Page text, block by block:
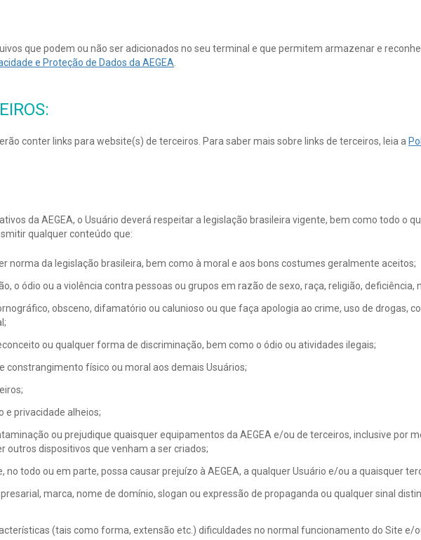
que podem ou não ser adicionados no seu terminal e que permitem armazenar e
e Proteção de Dados da AEGEA
conter links para website(s) de terceiros. Para saber mais sobre links de terceiros, leia a
da AEGEA, o Usuário deverá respeitar a legislação brasileira vigente, bem como todo o
qualquer conteúdo que:
norma da legislação brasileira, bem como à moral e aos bons costumes geralmente aceitos;
o ódio ou a violência contra pessoas ou grupos em razão de sexo, raça, religião,
obsceno, difamatório ou calunioso ou que faça apologia ao crime, uso de drogas,
ou qualquer forma de discriminação, bem como o ódio ou atividades ilegais;
constrangimento físico ou moral aos demais Usuários;
e privacidade alheios;
ou prejudique quaisquer equipamentos da AEGEA e/ou de terceiros, inclusive por
outros dispositivos que venham a ser criados;
no todo ou em parte, possa causar prejuízo à AEGEA, a qualquer Usuário e/ou a quaisquer
marca, nome de domínio, slogan ou expressão de propaganda ou qualquer sinal
(tais como forma, extensão etc.) dificuldades no normal funcionamento do Site e/